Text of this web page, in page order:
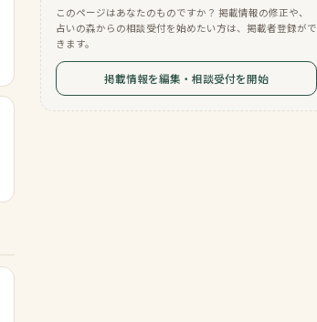
このページはあなたのものですか？ 掲載情報の修正や、
占いの森からの相談受付を始めたい方は、掲載者登録がで
きます。
掲載情報を編集・相談受付を開始